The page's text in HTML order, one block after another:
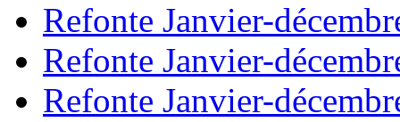
Refonte Janvier-
Refonte Janvier-
Refonte Janvier-